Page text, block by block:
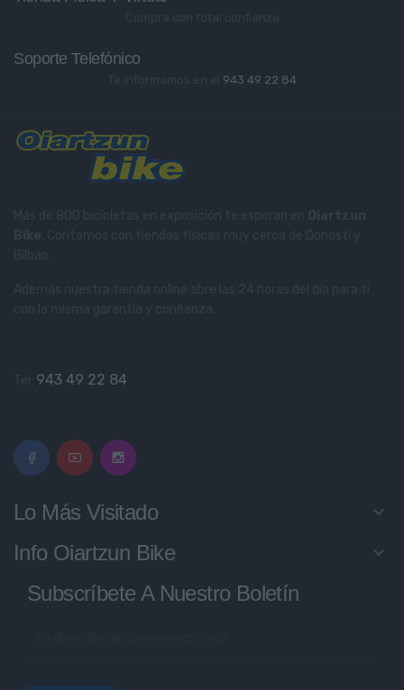
Soporte Telefónico
943 49 22 84
943 49 22 84
Lo Más Visitado keyboard_arrow_down
Info Oiartzun Bike keyboard_arrow_down
Subscríbete A Nuestro Boletín